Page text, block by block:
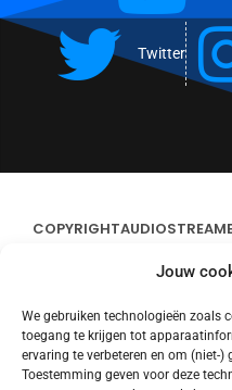
Jouw
We gebruiken technologieën zoals
toegang te krijgen tot
ervaring te verbeteren en om (niet-)
Toestemming geven voor deze
Twitter
COPYRIGHT
CONTACT